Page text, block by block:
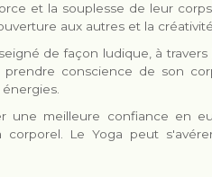
et la souplesse de leur
aux autres et la créativité.
de façon ludique, à
conscience de son
une meilleure confiance en
corporel. Le Yoga peut